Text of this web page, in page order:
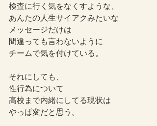
検査に行く気をなくすような、
あんたの人生サイアクみたいな
メッセージだけは
間違っても言わないように
チームで気を付けている。
それにしても、
性行為について
高校まで内緒にしてる現状は
やっぱ変だと思う。